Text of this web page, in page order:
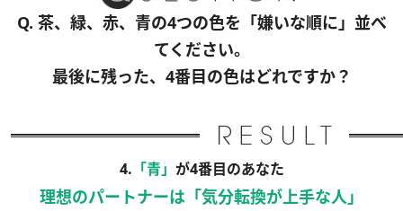
Q. 茶、緑、赤、青の4つの色を「嫌いな順に」並べ
てください。
最後に残った、4番目の色はどれですか？
4. 「青」 が4番目のあなた
理想のパートナーは「気分転換が上手な人」